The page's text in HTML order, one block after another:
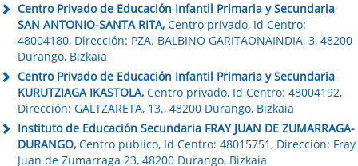
Centro Privado de Educación Infantil Primaria y Secundaria
SAN ANTONIO-SANTA RITA, Centro privado, Id Centro:
48004180, Dirección: PZA. BALBINO GARITAONAINDIA, 3, 48200
Durango, Bizkaia
Centro Privado de Educación Infantil Primaria y Secundaria
KURUTZIAGA IKASTOLA, Centro privado, Id Centro: 48004192,
Dirección: GALTZARETA, 13., 48200 Durango, Bizkaia
Instituto de Educación Secundaria FRAY JUAN DE ZUMARRAGA-
DURANGO, Centro público, Id Centro: 48015751, Dirección: Fray
Juan de Zumarraga 23, 48200 Durango, Bizkaia